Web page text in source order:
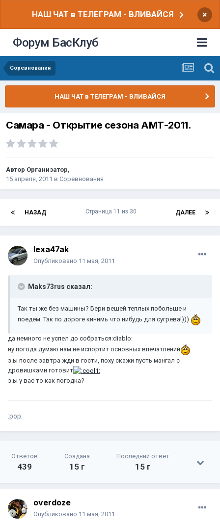
НАШ ЧАТ в ТЕЛЕГРАМ - ВЛИВАЙСЯ ×
Форум БасКлуб
Соревнования
НАШ ЧАТ в ТЕЛЕГРАМ - ВЛИВАЙСЯ
Самара - Открытие сезона АМТ-2011.
Автор Организатор,
15 апреля, 2011 в Соревнования
НАЗАД ДАЛЕЕ
Страница 11 из 30
lexa47ak
Опубликовано 11 мая, 2011
Maks73rus сказал:
Так ты же без машины? Бери вешей теплых побольше и
поедем. Так по дороге кинимь что нибудь для сугрева!)))
да немного не успел до собраться:diablo:
ну погода думаю нам не испортит основных впечатлений
з.ы после завтра жди в гости, поху скажи пусть мангал с
дровишками готовит
з.ы у вас то как погодка?
:pop:
Ответов
439
Создана
15 г
Последний ответ
15 г
overdoze
Опубликовано 11 мая, 2011